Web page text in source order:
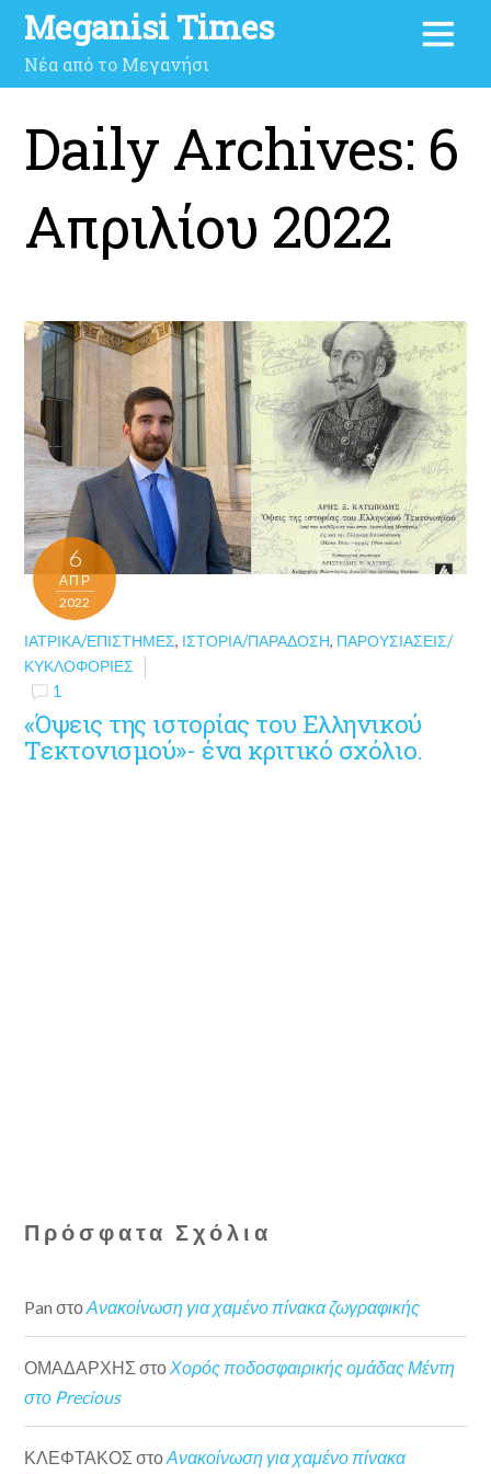
Meganisi Times
Νέα από το Μεγανήσι
Daily Archives: 6
Απριλίου 2022
6
ΑΠΡ
2022
ΙΑΤΡΙΚΆ/ΕΠΙΣΤΉΜΕΣ, ΙΣΤΟΡΊΑ/ΠΑΡΆΔΟΣΗ, ΠΑΡΟΥΣΙΆΣΕΙΣ/
ΚΥΚΛΟΦΟΡΊΕΣ
1
«Όψεις της ιστορίας του Ελληνικού
Τεκτονισμού»- ένα κριτικό σχόλιο.
Πρόσφατα Σχόλια
Pan στοΑνακοίνωση για χαμένο πίνακα ζωγραφικής
ΟΜΑΔΑΡΧΗΣ στοΧορός ποδοσφαιρικής ομάδας Μέντη
στο Precious
ΚΛΕΦΤΑΚΟΣ στοΑνακοίνωση για χαμένο πίνακα